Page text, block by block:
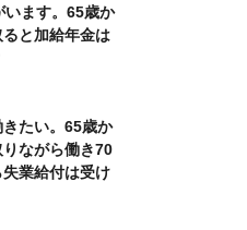
います。65歳か
と加給年金は
たい。65歳か
ながら働き70
業給付は受け